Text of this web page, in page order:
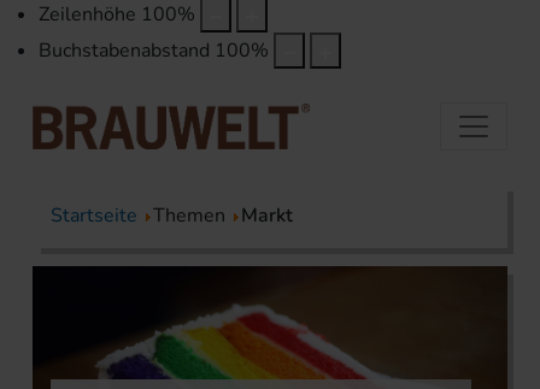
Zeilenhöhe 100%
Buchstabenabstand 100%
Startseite Themen Markt